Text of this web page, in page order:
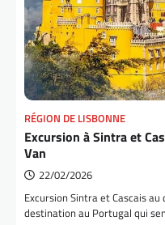
RÉGION DE LISBONNE
Excursion à Sintra et
Van
22/02/2026
Excursion Sintra et Cascais
destination au Portugal qui